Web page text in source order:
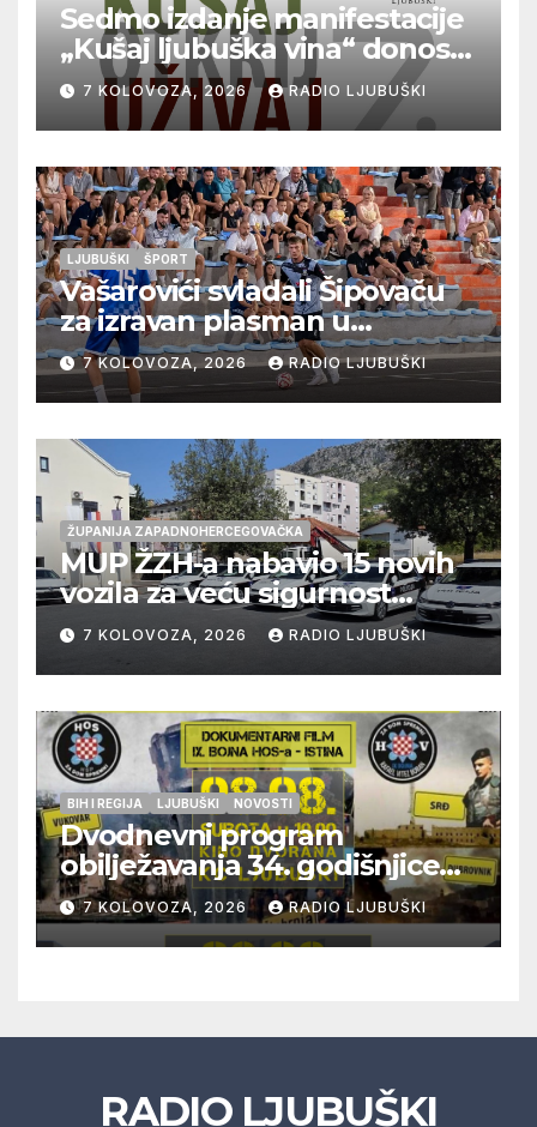
Sedmo izdanje manifestacije
„Kušaj ljubuška vina“ donosi
vrhunska vina, gastronomiju i
glazbu
7 KOLOVOZA, 2026 RADIO LJUBUŠKI
LJUBUŠKI ŠPORT
Vašarovići svladali Šipovaču
za izravan plasman u
četvrtfinale, Grab izborio
prolazak dalje, Klobuk ispao,
večeras počinje četvrtfinale
juniora
7 KOLOVOZA, 2026 RADIO LJUBUŠKI
ŽUPANIJA ZAPADNOHERCEGOVAČKA
MUP ŽZH-a nabavio 15 novih
vozila za veću sigurnost
građana i učinkovitiji rad
policije
7 KOLOVOZA, 2026 RADIO LJUBUŠKI
BIH I REGIJA LJUBUŠKI NOVOSTI
Dvodnevni program
obilježavanja 34. godišnjice
pogibije generala Blaža
Kraljevića i osmorice
pripadnika HOS-a
7 KOLOVOZA, 2026 RADIO LJUBUŠKI
RADIO LJUBUŠKI